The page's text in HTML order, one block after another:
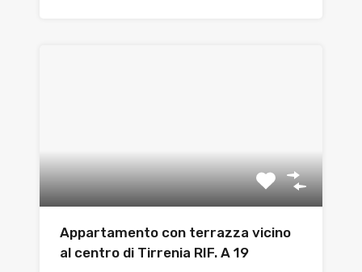
Appartamento con terrazza vicino
al centro di Tirrenia RIF. A 19